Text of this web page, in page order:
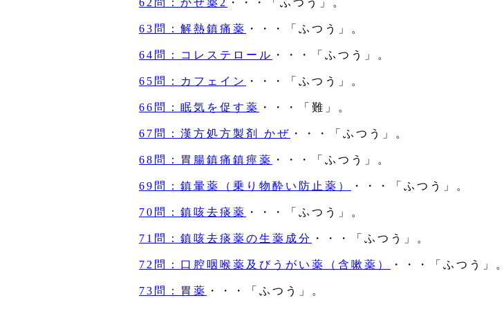
63問：解熱鎮痛薬 ・・・「ふつう」。
64問：コレステロール ・・・「ふつう」。
65問：カフェイン ・・・「ふつう」。
66問：眠気を促す薬 ・・・「難」。
67問：漢方処方製剤 かぜ ・・・「ふつう」。
68問：胃腸鎮痛鎮痙薬 ・・・「ふつう」。
69問：鎮暈薬（乗り物酔い防止薬） ・・・「ふつう」。
70問：鎮咳去痰薬 ・・・「ふつう」。
71問：鎮咳去痰薬の生薬成分 ・・・「ふつう」。
72問：口腔咽喉薬及びうがい薬（含嗽薬） ・・・「ふつう」。
73問：胃薬 ・・・「ふつう」。